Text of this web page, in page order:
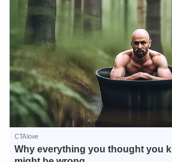
XIN CHÀO,